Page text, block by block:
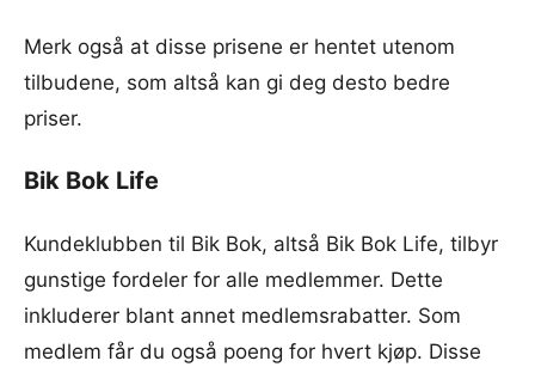
Merk også at disse prisene er hentet utenom
tilbudene, som altså kan gi deg desto bedre
priser.
Bik Bok Life
Kundeklubben til Bik Bok, altså Bik Bok Life, tilbyr
gunstige fordeler for alle medlemmer. Dette
inkluderer blant annet medlemsrabatter. Som
medlem får du også poeng for hvert kjøp. Disse